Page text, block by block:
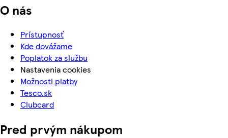
O nás
Prístupnosť
Kde dovážame
Poplatok za službu
Nastavenia cookies
Možnosti platby
Tesco.sk
Clubcard
Pred prvým nákupom